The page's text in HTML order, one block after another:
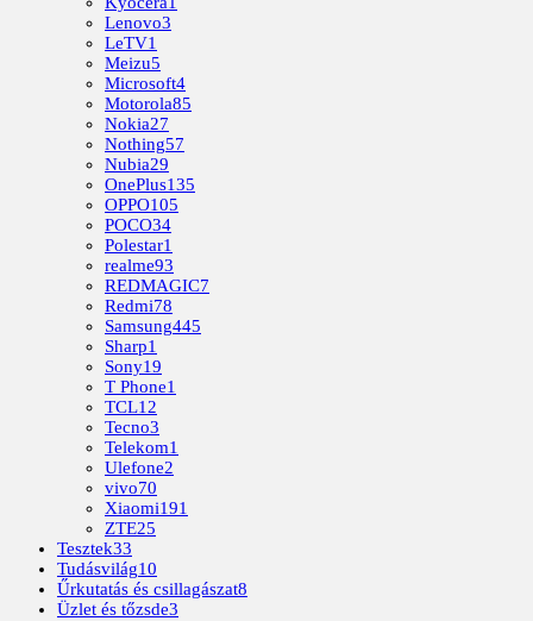
Lenovo3
LeTV1
Meizu5
Microsoft4
Motorola85
Nokia27
Nothing57
Nubia29
OnePlus135
OPPO105
POCO34
Polestar1
realme93
REDMAGIC7
Redmi78
Samsung445
Sharp1
Sony19
T Phone1
TCL12
Tecno3
Telekom1
Ulefone2
vivo70
Xiaomi191
ZTE25
Tesztek33
Tudásvilág10
Űrkutatás és csillagászat8
Üzlet és tőzsde3